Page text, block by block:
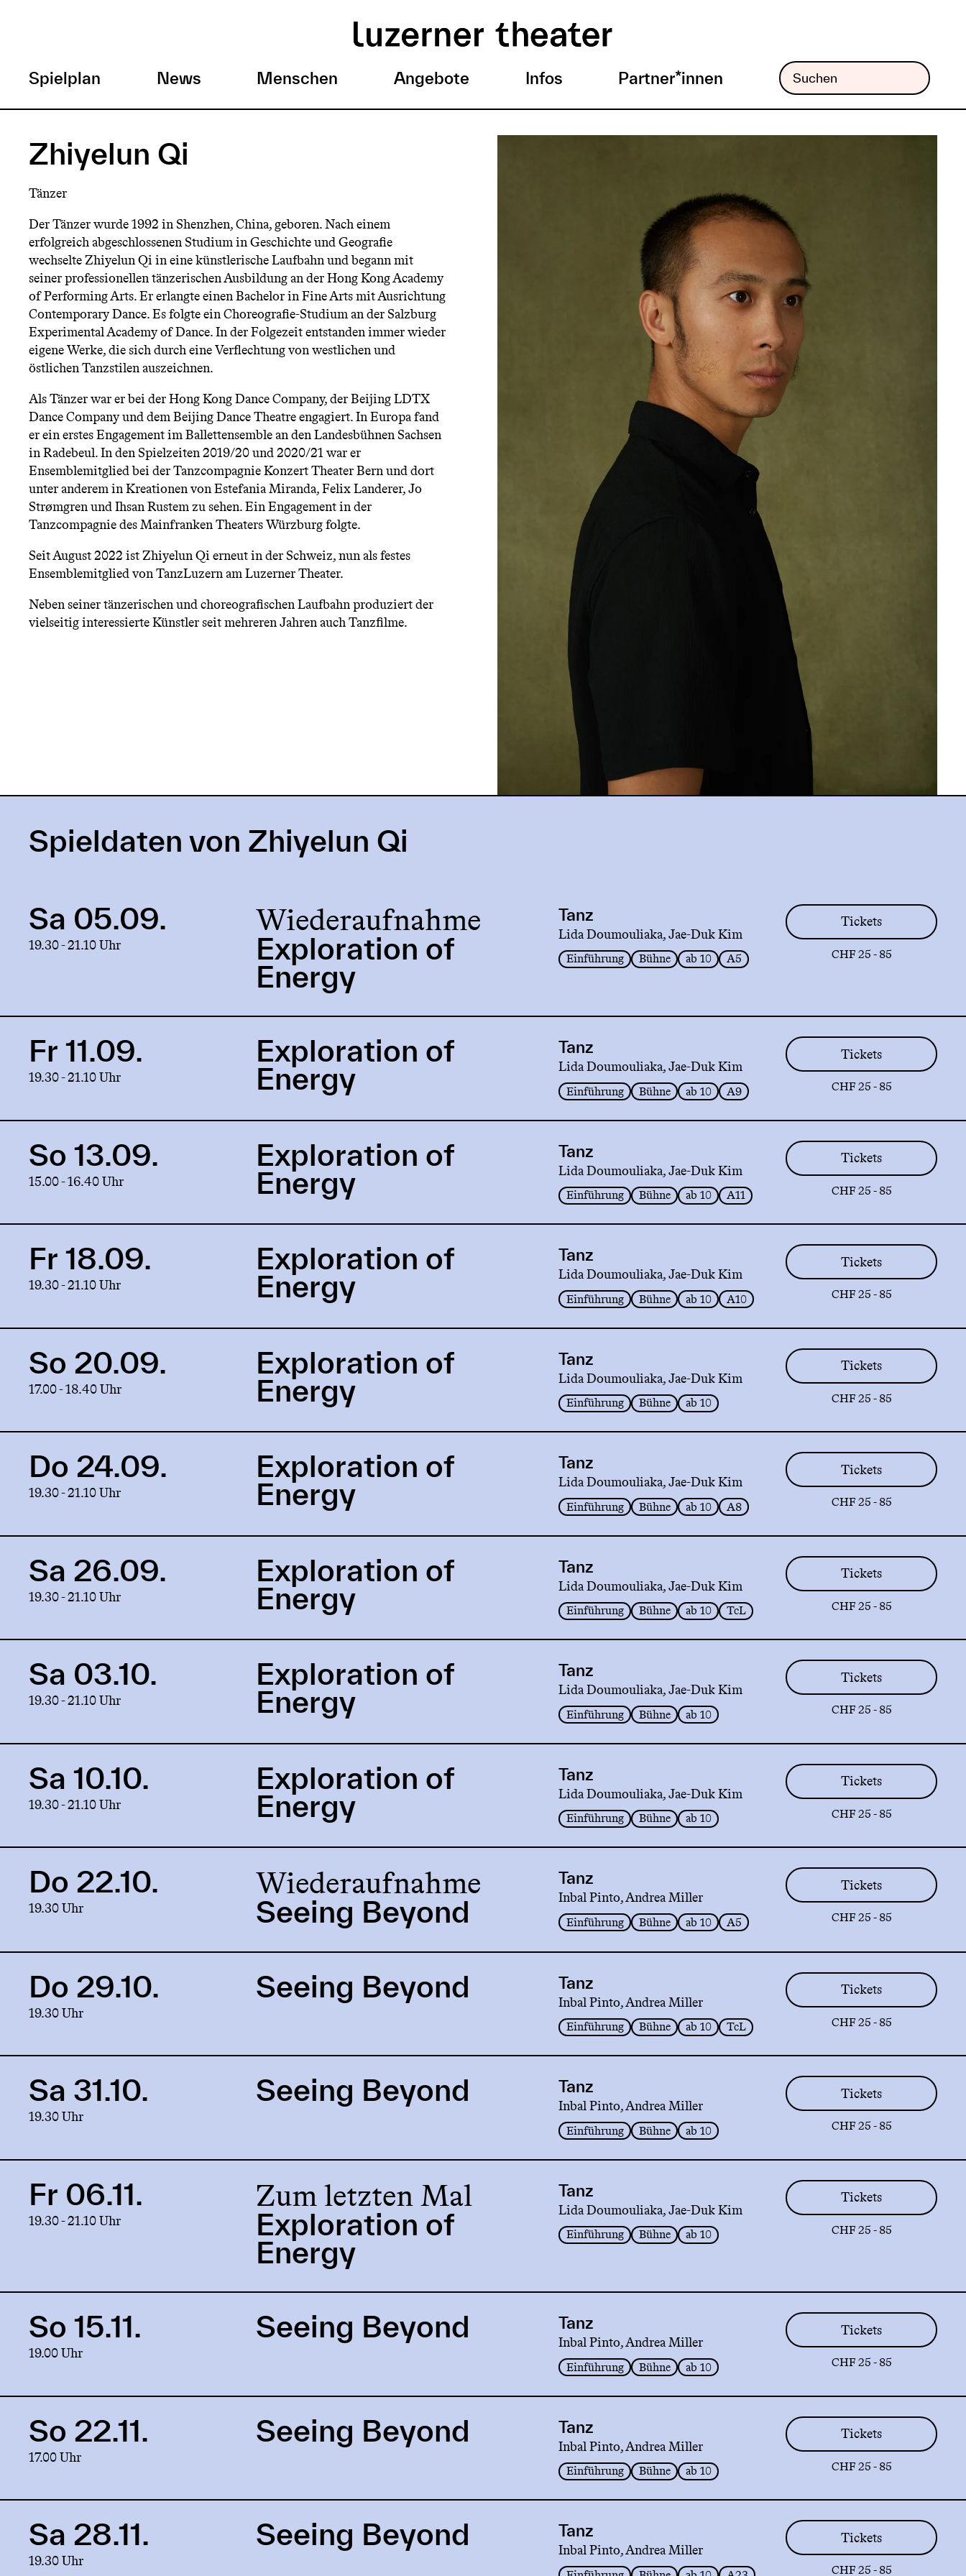
Inhalt
H
a
u
p
t
m
e
n
ü
Spielplan News Menschen Angebote Infos Partner*innen
Zhiyelun Qi
Tänzer
Der Tänzer wurde 1992 in Shenzhen, China, geboren. Nach einem
erfolgreich abgeschlossenen Studium in Geschichte und Geografie
wechselte Zhiyelun Qi in eine künstlerische Laufbahn und begann mit
seiner professionellen tänzerischen Ausbildung an der Hong Kong Academy
of Performing Arts. Er erlangte einen Bachelor in Fine Arts mit Ausrichtung
Contemporary Dance. Es folgte ein Choreografie-Studium an der Salzburg
Experimental Academy of Dance. In der Folgezeit entstanden immer wieder
eigene Werke, die sich durch eine Verflechtung von westlichen und
östlichen Tanzstilen auszeichnen.
Als Tänzer war er bei der Hong Kong Dance Company, der Beijing LDTX
Dance Company und dem Beijing Dance Theatre engagiert. In Europa fand
er ein erstes Engagement im Ballettensemble an den Landesbühnen Sachsen
in Radebeul. In den Spielzeiten 2019/20 und 2020/21 war er
Ensemblemitglied bei der Tanzcompagnie Konzert Theater Bern und dort
unter anderem in Kreationen von Estefania Miranda, Felix Landerer, Jo
Strømgren und Ihsan Rustem zu sehen. Ein Engagement in der
Tanzcompagnie des Mainfranken Theaters Würzburg folgte.
Seit August 2022 ist Zhiyelun Qi erneut in der Schweiz, nun als festes
Ensemblemitglied von TanzLuzern am Luzerner Theater.
Neben seiner tänzerischen und choreografischen Laufbahn produziert der
vielseitig interessierte Künstler seit mehreren Jahren auch Tanzfilme.
Spieldaten von Zhiyelun Qi
production
Sa 05.09.
19.30 - 21.10 Uhr
Wiederaufnahme
Exploration of
Energy
Tanz
Lida Doumouliaka, Jae-Duk Kim
Einführung Bühne ab 10 A5 CHF 25 - 85
Tickets
production
of
Fr 11.09.
19.30 - 21.10 Uhr
Exploration of
Energy
Tanz
Lida Doumouliaka, Jae-Duk Kim
Einführung Bühne ab 10 A9 CHF 25 - 85
Tickets
production
of
So 13.09.
15.00 - 16.40 Uhr
Exploration of
Energy
Tanz
Lida Doumouliaka, Jae-Duk Kim
Einführung Bühne ab 10 A11 CHF 25 - 85
Tickets
production
of
Fr 18.09.
19.30 - 21.10 Uhr
Exploration of
Energy
Tanz
Lida Doumouliaka, Jae-Duk Kim
Einführung Bühne ab 10 A10 CHF 25 - 85
Tickets
production
of
So 20.09.
17.00 - 18.40 Uhr
Exploration of
Energy
Tanz
Lida Doumouliaka, Jae-Duk Kim
Einführung Bühne ab 10 CHF 25 - 85
Tickets
production
of
Do 24.09.
19.30 - 21.10 Uhr
Exploration of
Energy
Tanz
Lida Doumouliaka, Jae-Duk Kim
Einführung Bühne ab 10 A8 CHF 25 - 85
Tickets
production
of
Sa 26.09.
19.30 - 21.10 Uhr
Exploration of
Energy
Tanz
Lida Doumouliaka, Jae-Duk Kim
Einführung Bühne ab 10 TcL CHF 25 - 85
Tickets
production
of
Sa 03.10.
19.30 - 21.10 Uhr
Exploration of
Energy
Tanz
Lida Doumouliaka, Jae-Duk Kim
Einführung Bühne ab 10 CHF 25 - 85
Tickets
production
of
Sa 10.10.
19.30 - 21.10 Uhr
Exploration of
Energy
Tanz
Lida Doumouliaka, Jae-Duk Kim
Einführung Bühne ab 10 CHF 25 - 85
Tickets
production
Beyond
Do 22.10.
19.30 Uhr
Wiederaufnahme
Seeing Beyond
Tanz
Inbal Pinto, Andrea Miller
Einführung Bühne ab 10 A5 CHF 25 - 85
Tickets
production
Beyond
Do 29.10.
19.30 Uhr
Seeing Beyond Tanz
Inbal Pinto, Andrea Miller
Einführung Bühne ab 10 TcL CHF 25 - 85
Tickets
production
Beyond
Sa 31.10.
19.30 Uhr
Seeing Beyond Tanz
Inbal Pinto, Andrea Miller
Einführung Bühne ab 10 CHF 25 - 85
Tickets
production
Fr 06.11.
19.30 - 21.10 Uhr
Zum letzten Mal
Exploration of
Energy
Tanz
Lida Doumouliaka, Jae-Duk Kim
Einführung Bühne ab 10 CHF 25 - 85
Tickets
production
Beyond
So 15.11.
19.00 Uhr
Seeing Beyond Tanz
Inbal Pinto, Andrea Miller
Einführung Bühne ab 10 CHF 25 - 85
Tickets
production
Beyond
So 22.11.
17.00 Uhr
Seeing Beyond Tanz
Inbal Pinto, Andrea Miller
Einführung Bühne ab 10 CHF 25 - 85
Tickets
production
Sa 28.11.
19.30 Uhr
Seeing Beyond Tanz
Inbal Pinto, Andrea Miller
CHF 25 - 85
Tickets